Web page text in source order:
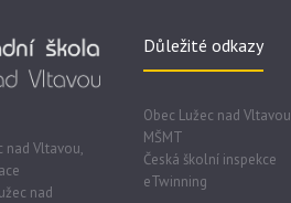
nad Vltavou,
nad
Důležité odkazy
Obec Lužec nad Vltavou
MŠMT
Česká školní inspekce
eTwinning